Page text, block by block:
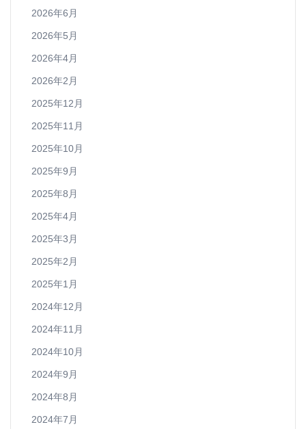
2026年6月
2026年5月
2026年4月
2026年2月
2025年12月
2025年11月
2025年10月
2025年9月
2025年8月
2025年4月
2025年3月
2025年2月
2025年1月
2024年12月
2024年11月
2024年10月
2024年9月
2024年8月
2024年7月